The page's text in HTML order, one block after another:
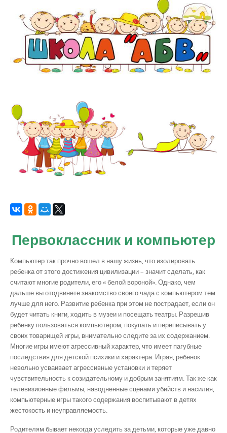
Первоклассник и компьютер
Компьютер так прочно вошел в нашу жизнь, что изолировать
ребенка от этого достижения цивилизации – значит сделать, как
считают многие родители, его « белой вороной». Однако, чем
дальше вы отодвинете знакомство своего чада с компьютером тем
лучше для него. Развитие ребенка при этом не пострадает, если он
будет читать книги, ходить в музеи и посещать театры. Разрешив
ребенку пользоваться компьютером, покупать и переписывать у
своих товарищей игры, внимательно следите за их содержанием.
Многие игры имеют агрессивный характер, что имеет пагубные
последствия для детской психики и характера. Играя, ребенок
невольно усваивает агрессивные установки и теряет
чувствительность к созидательному и добрым занятиям. Так же как
телевизионные фильмы, наводненные сценами убийств и насилия,
компьютерные игры такого содержания воспитывают в детях
жестокость и неуправляемость.
Родителям бывает некогда уследить за детьми, которые уже давно